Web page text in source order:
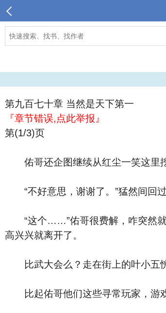
第九百七十章 当然是天下第一
『章节错误,点此举报』
第(1/3)页
佑哥还企图继续从红尘一笑这里挖
“不好意思，谢谢了。”猛然间回过
“这个……”佑哥很费解，咋突然就
高兴兴就离开了。
比武大会么？走在街上的叶小五恍
比起佑哥他们这些寻常玩家，游戏